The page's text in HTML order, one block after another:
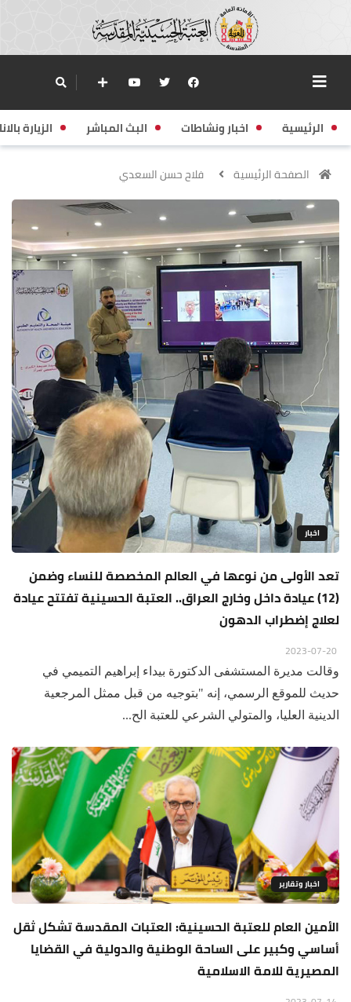
الرئيسية اخبار ونشاطات البث المباشر الزيارة
الصفحة الرئيسية فلاح حسن السعدي
اخبار
تعد الأولى من نوعها في العالم المخصصة للنساء وضمن
(12) عيادة داخل وخارج العراق.. العتبة الحسينية تفتتح عيادة
لعلاج إضطراب الدهون
وقالت مديرة المستشفى الدكتورة بيداء إبراهيم التميمي في
حديث للموقع الرسمي، إنه "بتوجيه من قبل ممثل المرجعية
الدينية العليا، والمتولي الشرعي للعتبة الح...
اخبار وتقارير
الأمين العام للعتبة الحسينية: العتبات المقدسة تشكل ثقل
أساسي وكبير على الساحة الوطنية والدولية في القضايا
المصيرية للامة الاسلامية